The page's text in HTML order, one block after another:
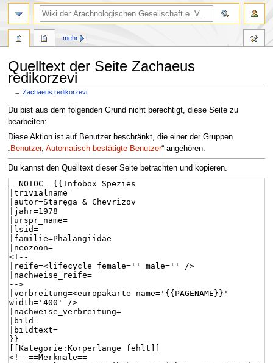
Quelltext der Seite Zachaeus
redikorzevi
←Zachaeus redikorzevi
Zur
Navigation
springen
Zur
Suche
springen
Du bist aus dem folgenden Grund nicht berechtigt, diese Seite zu
bearbeiten:
Diese Aktion ist auf Benutzer beschränkt, die einer der Gruppen
„Benutzer, Automatisch bestätigte Benutzer“ angehören.
Du kannst den Quelltext dieser Seite betrachten und kopieren.
mehr